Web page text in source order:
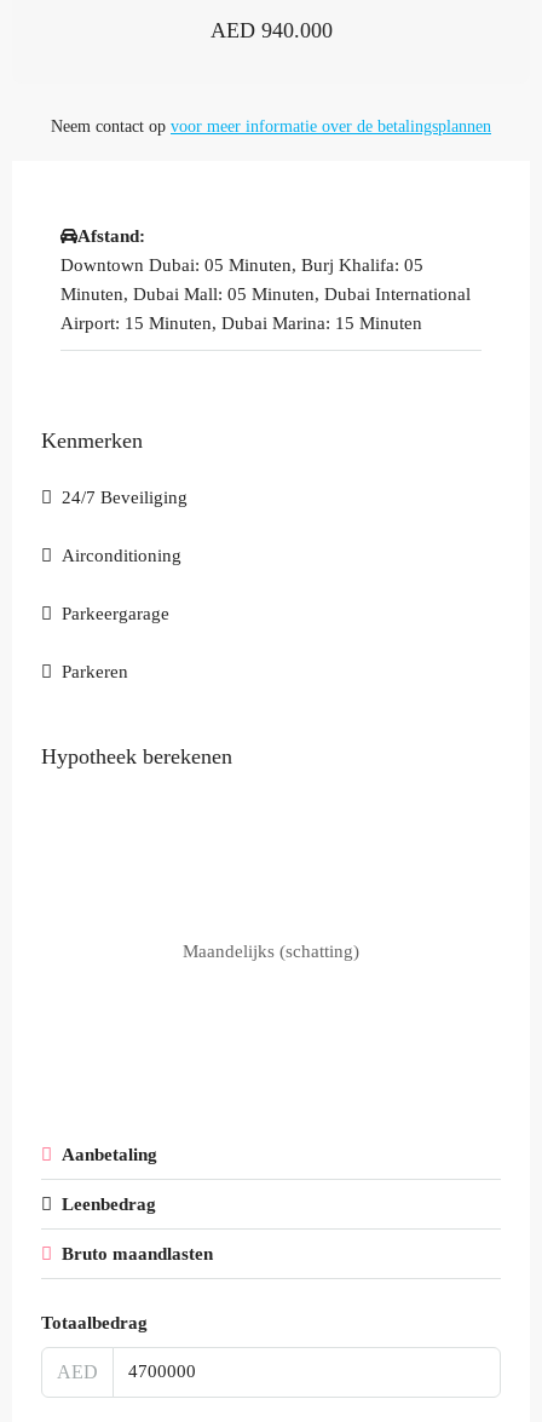
AED 940.000
Neem contact op voor meer informatie over de betalingsplannen
Afstand:
Downtown Dubai: 05 Minuten, Burj Khalifa: 05
Minuten, Dubai Mall: 05 Minuten, Dubai International
Airport: 15 Minuten, Dubai Marina: 15 Minuten
Kenmerken
24/7 Beveiliging
Airconditioning
Parkeergarage
Parkeren
Hypotheek berekenen
Maandelijks (schatting)
Aanbetaling
Leenbedrag
Bruto maandlasten
Totaalbedrag
AED